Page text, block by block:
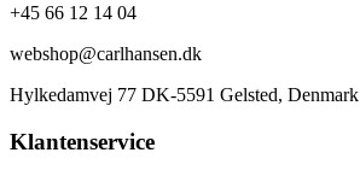
+45 66 12 14 04
webshop@carlhansen.dk
Hylkedamvej 77 DK-5591 Gelsted, Denmark
Klantenservice